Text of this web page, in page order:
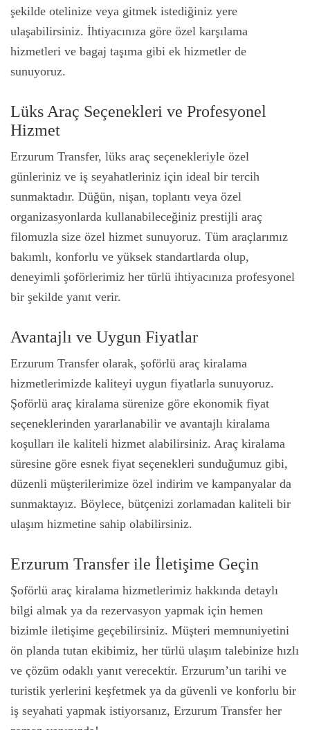
şekilde otelinize veya gitmek istediğiniz yere
ulaşabilirsiniz. İhtiyacınıza göre özel karşılama
hizmetleri ve bagaj taşıma gibi ek hizmetler de
sunuyoruz.
Lüks Araç Seçenekleri ve Profesyonel
Hizmet
Erzurum Transfer, lüks araç seçenekleriyle özel
günleriniz ve iş seyahatleriniz için ideal bir tercih
sunmaktadır. Düğün, nişan, toplantı veya özel
organizasyonlarda kullanabileceğiniz prestijli araç
filomuzla size özel hizmet sunuyoruz. Tüm araçlarımız
bakımlı, konforlu ve yüksek standartlarda olup,
deneyimli şoförlerimiz her türlü ihtiyacınıza profesyonel
bir şekilde yanıt verir.
Avantajlı ve Uygun Fiyatlar
Erzurum Transfer olarak, şoförlü araç kiralama
hizmetlerimizde kaliteyi uygun fiyatlarla sunuyoruz.
Şoförlü araç kiralama sürenize göre ekonomik fiyat
seçeneklerinden yararlanabilir ve avantajlı kiralama
koşulları ile kaliteli hizmet alabilirsiniz. Araç kiralama
süresine göre esnek fiyat seçenekleri sunduğumuz gibi,
düzenli müşterilerimize özel indirim ve kampanyalar da
sunmaktayız. Böylece, bütçenizi zorlamadan kaliteli bir
ulaşım hizmetine sahip olabilirsiniz.
Erzurum Transfer ile İletişime Geçin
Şoförlü araç kiralama hizmetlerimiz hakkında detaylı
bilgi almak ya da rezervasyon yapmak için hemen
bizimle iletişime geçebilirsiniz. Müşteri memnuniyetini
ön planda tutan ekibimiz, her türlü ulaşım talebinize hızlı
ve çözüm odaklı yanıt verecektir. Erzurum’un tarihi ve
turistik yerlerini keşfetmek ya da güvenli ve konforlu bir
iş seyahati yapmak istiyorsanız, Erzurum Transfer her